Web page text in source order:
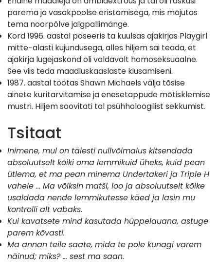
parema ja vasakpoolse eristamisega, mis mõjutas
tema noorpõlve jalgpallimänge.
Kord 1996. aastal poseeris ta kuulsas ajakirjas Playgirl
mitte-alasti kujundusega, alles hiljem sai teada, et
ajakirja lugejaskond oli valdavalt homoseksuaalne.
See viis teda maadluskaaslaste kiusamiseni.
1987. aastal töötas Shawn Michaels välja tõsise
ainete kuritarvitamise ja enesetappude mõtisklemise
mustri. Hiljem soovitati tal psühholoogilist sekkumist.
Tsitaat
Inimene, mul on täiesti nullvõimalus kitsendada
absoluutselt kõiki oma lemmikuid üheks, kuid pean
ütlema, et ma pean minema Undertakeri ja Triple H
vahele ... Ma võiksin matši, loo ja absoluutselt kõike
usaldada nende lemmikutesse käed ja lasin mu
kontrolli alt vabaks.
Kui kavatsete mind kasutada hüppelauana, astuge
parem kõvasti.
Ma annan teile saate, mida te pole kunagi varem
näinud; miks? ... sest ma saan.